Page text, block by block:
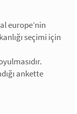
europe’nin
seçimi için
ankette